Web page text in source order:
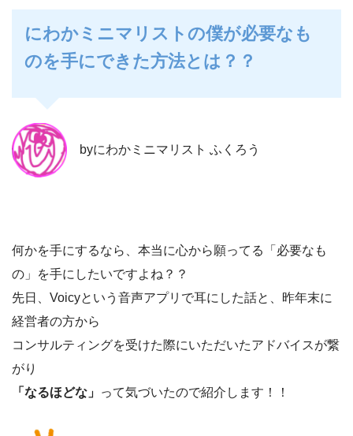
にわかミニマリストの僕が必要なも
のを手にできた方法とは？？
byにわかミニマリスト ふくろう
何かを手にするなら、本当に心から願ってる「必要なも
の」を手にしたいですよね？？
先日、Voicyという音声アプリで耳にした話と、昨年末に
経営者の方から
コンサルティングを受けた際にいただいたアドバイスが繋
がり
「なるほどな」 って気づいたので紹介します！！